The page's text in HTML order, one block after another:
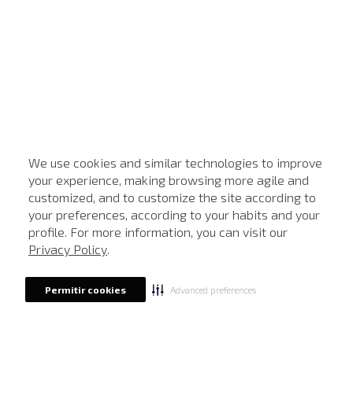
We use cookies and similar technologies to improve
your experience, making browsing more agile and
customized, and to customize the site according to
your preferences, according to your habits and your
profile. For more information, you can visit our
Privacy Policy.
Permitir cookies Advanced preferences